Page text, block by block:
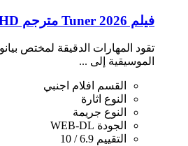
فيلم Tuner 2026 مترجم HD
تقود المهارات الدقيقة لمختص
الموسيقية إلى ...
القسم
افلام اجنبي
النوع اثارة
النوع جريمة
الجودة WEB-DL
التقييم 6.9 / 10